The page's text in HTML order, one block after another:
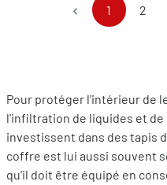
Page
1 Page
2
Pour protéger l'intérieur de
l'infiltration de liquides et de
investissent dans des tapis
coffre est lui aussi souvent
qu'il doit être équipé en